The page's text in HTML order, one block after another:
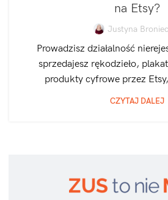
na Etsy?
Justyna
Prowadzisz działalność
sprzedajesz rękodzieło,
produkty cyfrowe przez
CZYTAJ DALEJ